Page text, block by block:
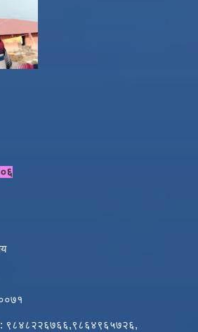
९८४८२२६७६६,९८६४९६५७२६,